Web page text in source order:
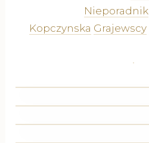
Nieporadnik
Kopczynska Grajewscy